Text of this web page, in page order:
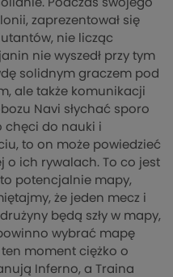
Podczas swojego
zaprezentował się
nie licząc
nie wyszedł przy tym
solidnym graczem pod
ale także komunikacji
Navi słychać sporo
chęci do nauki i
to on może powiedzieć
o ich rywalach. To co jest
potencjalnie mapy,
że jeden mecz i
będą szły w mapy,
wybrać mapę
moment ciężko o
Inferno, a Traina